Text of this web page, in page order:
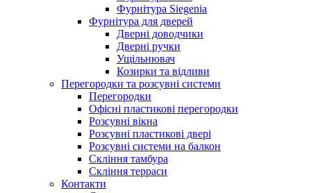
Фурнітура Siegenia
Фурнітура для дверей
Дверні доводчики
Дверні ручки
Ущільнювач
Козирки та відливи
Перегородки та розсувні системи
Перегородки
Офісні пластикові перегородки
Розсувні вікна
Розсувні пластикові двері
Розсувні системи на балкон
Скління тамбура
Скління терраси
Контакти